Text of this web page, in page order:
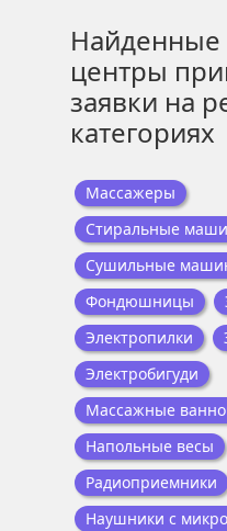
Найденные
центры
заявки на
категориях
Массажеры
Стиральные
Сушильные
Фондюшницы
Электропилки
Электробигуди
Массажные
Напольные весы
Радиоприемники
Наушники с